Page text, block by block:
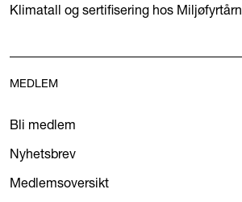
Klimatall og sertifisering hos Miljøfyrtårn
MEDLEM
Bli medlem
Nyhetsbrev
Medlemsoversikt